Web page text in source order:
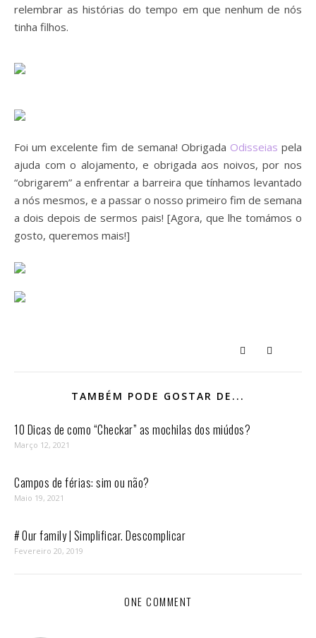
relembrar as histórias do tempo em que nenhum de nós
tinha filhos.
Foi um excelente fim de semana! Obrigada Odisseias pela
ajuda com o alojamento, e obrigada aos noivos, por nos
“obrigarem” a enfrentar a barreira que tínhamos levantado
a nós mesmos, e a passar o nosso primeiro fim de semana
a dois depois de sermos pais! [Agora, que lhe tomámos o
gosto, queremos mais!]
TAMBÉM PODE GOSTAR DE...
10 Dicas de como “Checkar” as mochilas dos miúdos?
Março 12, 2021
Campos de férias: sim ou não?
Maio 19, 2021
# Our family | Simplificar. Descomplicar
Fevereiro 20, 2019
ONE COMMENT